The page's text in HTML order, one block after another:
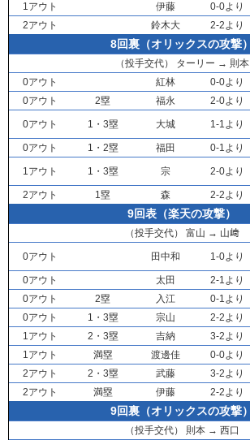
1アウト
伊藤 0-0より
2アウト
鈴木大 2-2より
8回裏（オリックスの攻撃）
（投手交代） ターリー → 則本
0アウト
紅林 0-0より
0アウト
2塁 福永 2-0より
0アウト 1・3塁 大城 1-1より
0アウト
1・2塁 福田 0-1より
1アウト 1・3塁 宗 2-0より
2アウト
1塁 森 2-2より
9回表（楽天の攻撃）
（投手交代） 富山 → 山﨑
0アウト 田中和 1-0より
0アウト
太田 2-1より
0アウト
2塁 入江 0-1より
0アウト
1・3塁 宗山 2-2より
1アウト
2・3塁 吉納 3-2より
1アウト
満塁 渡邊佳 0-0より
2アウト
2・3塁 武藤 3-2より
2アウト
満塁 伊藤 2-2より
9回裏（オリックスの攻撃）
（投手交代） 則本→ 西口